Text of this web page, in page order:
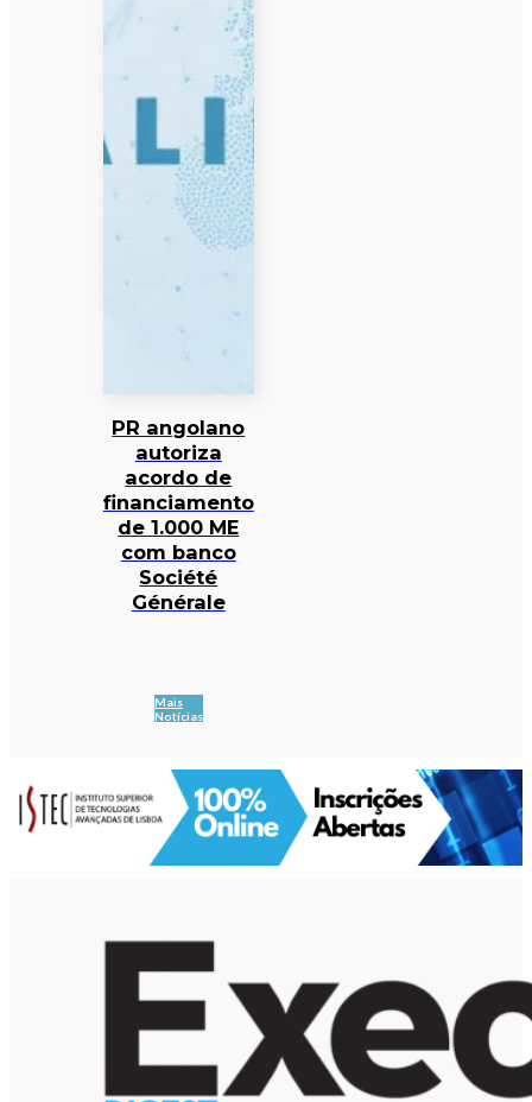
PR angolano
autoriza
acordo de
financiamento
de 1.000 ME
com banco
Société
Générale
Mais
Notícias